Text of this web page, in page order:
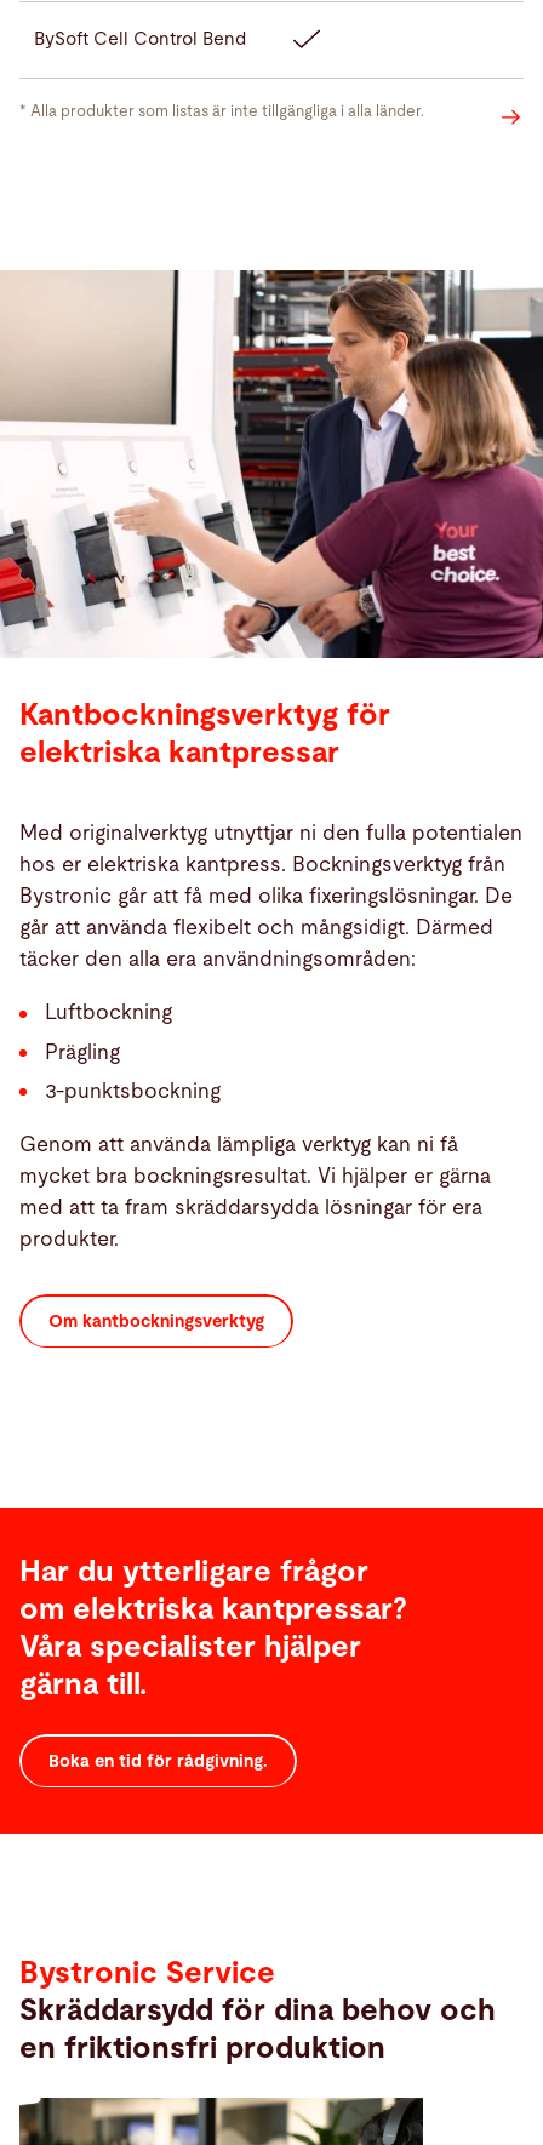
BySoft Cell Control Bend
* Alla produkter som listas är inte tillgängliga i alla länder.
Kantbockningsverktyg för
elektriska kantpressar
Med originalverktyg utnyttjar ni den fulla potentialen
hos er elektriska kantpress. Bockningsverktyg från
Bystronic går att få med olika fixeringslösningar. De
går att använda flexibelt och mångsidigt. Därmed
täcker den alla era användningsområden:
Luftbockning
Prägling
3-punktsbockning
Genom att använda lämpliga verktyg kan ni få
mycket bra bockningsresultat. Vi hjälper er gärna
med att ta fram skräddarsydda lösningar för era
produkter.
Om kantbockningsverktyg
Har du ytterligare frågor
om elektriska kantpressar?
Våra specialister hjälper
gärna till.
Boka en tid för rådgivning.
Bystronic Service
Skräddarsydd för dina behov och
en friktionsfri produktion